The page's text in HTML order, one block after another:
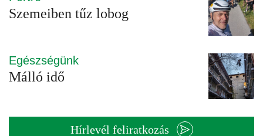
Szemeiben tűz lobog
Egészségünk
Málló idő
Hírlevél feliratkozás